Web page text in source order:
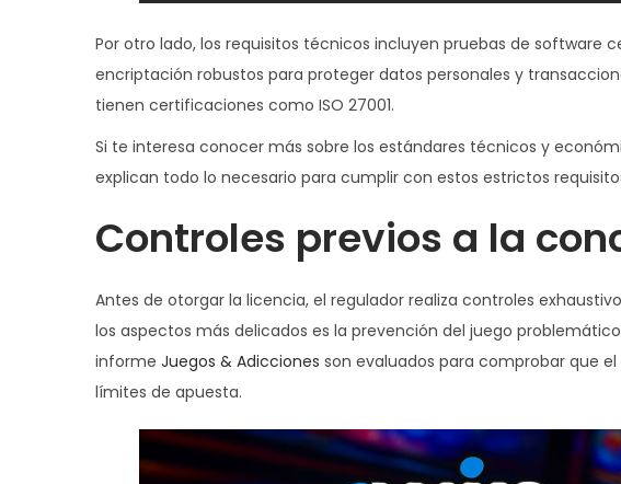
Por otro lado, los requisitos técnicos incluyen pruebas de software
encriptación robustos para proteger datos personales y
tienen certificaciones como ISO 27001.
Si te interesa conocer más sobre los estándares técnicos y
explican todo lo necesario para cumplir con estos estrictos
Controles previos a la
Antes de otorgar la licencia, el regulador realiza controles
los aspectos más delicados es la prevención del juego
informe Juegos & Adicciones son evaluados para comprobar que
límites de apuesta.